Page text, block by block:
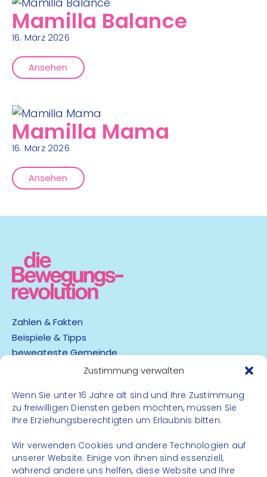
Zustimmung verwalten
Wenn Sie unter 16 Jahre alt sind und Ihre Zustimmung
zu freiwilligen Diensten geben möchten, müssen Sie
Ihre Erziehungsberechtigten um Erlaubnis bitten.
Wir verwenden Cookies und andere Technologien auf
unserer Website. Einige von ihnen sind essenziell,
während andere uns helfen, diese Website und Ihre
Mamilla Balance
16. März 2026
Ansehen
Mamilla Mama
16. März 2026
Ansehen
Zahlen & Fakten
Beispiele & Tipps
bewegteste Gemeinde
Barrierefreiheit
Datenschutz
Impressum
Kontakt